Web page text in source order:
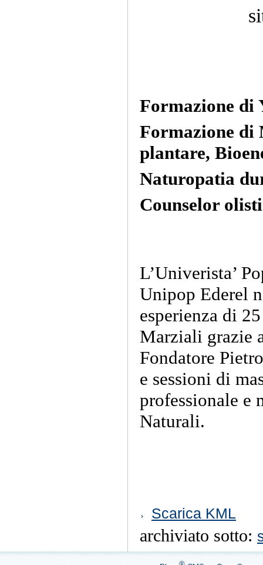
Formazione di
Formazione di
plantare,
Naturopatia
Counselor
L’Univerista’
Unipop Ederel
esperienza di
Marziali grazie
Fondatore
e sessioni di
professionale e
Naturali.
sul
documento
Scarica KML
archiviato sotto: